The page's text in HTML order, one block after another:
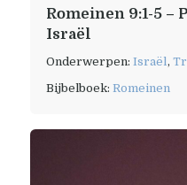
Romeinen 9:1-5 –
Israël
Onderwerpen: Israël ,
Bijbelboek: Romeinen